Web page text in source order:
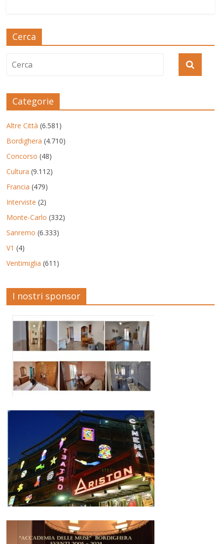
Cerca
Categorie
Altre Città (6.581)
Bordighera (4.710)
Concorso (48)
Cultura (9.112)
Francia (479)
Interviste (2)
Monte-Carlo (332)
Sanremo (6.333)
V1 (4)
Ventimiglia (611)
I nostri sponsor